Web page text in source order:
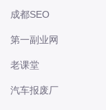
昌河
长安
成都SEO
第一副业网
老课堂
汽车报废厂